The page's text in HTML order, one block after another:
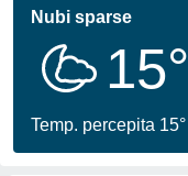
per
le
di
Nubi sparse
15°
Temp. percepita 15°